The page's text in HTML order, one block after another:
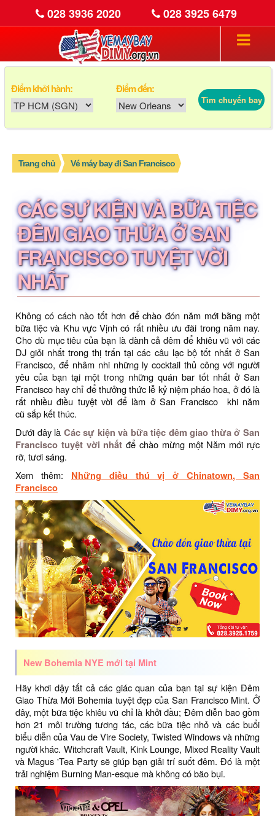
028 3936 2020 028 3925 6479
Điểm khởi hành: Điểm đến:
Tìm chuyến bay
Trang chủ Vé máy bay đi San Francisco
CÁC SỰ KIỆN VÀ BỮA TIỆC
ĐÊM GIAO THỪA Ở SAN
FRANCISCO TUYỆT VỜI
NHẤT
Không có cách nào tốt hơn để chào đón năm mới bằng một
bữa tiệc và Khu vực Vịnh có rất nhiều ưu đãi trong năm nay.
Cho dù mục tiêu của bạn là dành cả đêm để khiêu vũ với các
DJ giỏi nhất trong thị trấn tại các câu lạc bộ tốt nhất ở San
Francisco, để nhâm nhi những ly cocktail thủ công với người
yêu của bạn tại một trong những quán bar tốt nhất ở San
Francisco hay chỉ để thưởng thức lễ kỷ niệm pháo hoa, ở đó là
rất nhiều điều tuyệt vời để làm ở San Francisco khi năm
cũ sắp kết thúc.
Dưới đây là Các sự kiện và bữa tiệc đêm giao thừa ở San
Francisco tuyệt vời nhất để chào mừng một Năm mới rực
rỡ, tươi sáng.
Xem thêm: Những điều thú vị ở Chinatown, San
Francisco
New Bohemia NYE mới tại Mint
Hãy khơi dậy tất cả các giác quan của bạn tại sự kiện Đêm
Giao Thừa Mới Bohemia tuyệt đẹp của San Francisco Mint. Ở
đây, một bữa tiệc khiêu vũ chỉ là khởi đầu; Đêm diễn bao gồm
hơn 21 môi trường tương tác, các bữa tiệc nhỏ và các buổi
biểu diễn của Vau de Vire Society, Twisted Windows và những
người khác. Witchcraft Vault, Kink Lounge, Mixed Reality Vault
và Magus 'Tea Party sẽ giúp bạn giải trí suốt đêm. Đó là một
trải nghiệm Burning Man-esque mà không có bão bụi.